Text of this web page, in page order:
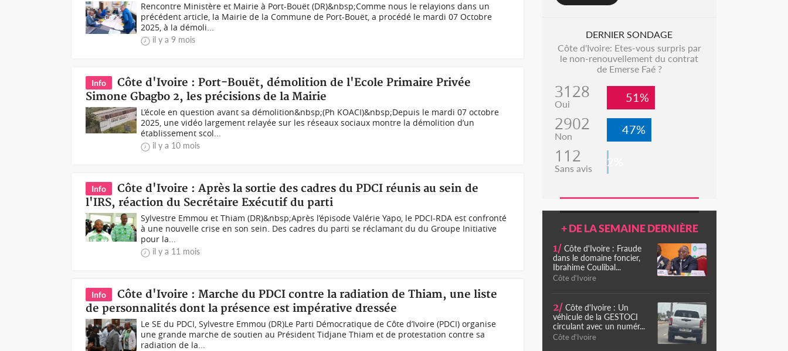
Rencontre Ministère et Mairie à Port-Bouët (DR)&nbsp;Comme nous le relayions dans un
précédent article, la Mairie de la Commune de Port-Bouët, a procédé le mardi 07 Octobre
2025, à la démoli...
il y a 9 mois
Info
Côte d'Ivoire : Port-Bouët, démolition de l'Ecole Primaire Privée
Simone Gbagbo 2, les précisions de la Mairie
L’école en question avant sa démolition&nbsp;(Ph KOACI)&nbsp;Depuis le mardi 07 octobre
2025, une vidéo largement relayée sur les réseaux sociaux montre la démolition d’un
établissement scol...
il y a 10 mois
Info
Côte d'Ivoire : Après la sortie des cadres du PDCI réunis au sein de
l'IRS, réaction du Secrétaire Exécutif du parti
Sylvestre Emmou et Thiam (DR)&nbsp;Après l’épisode Valérie Yapo, le PDCI-RDA est confronté
à une nouvelle crise en son sein. Des cadres du parti se réclamant du du Groupe Initiative
pour la...
il y a 11 mois
Info
Côte d'Ivoire : Marche du PDCI contre la radiation de Thiam, une liste
de personnalités dont la présence est impérative dressée
Le SE du PDCI, Sylvestre Emmou (DR)Le Parti Démocratique de Côte d’Ivoire (PDCI) organise
une grande marche de soutien au Président Tidjane Thiam et de protestation contre sa
radiation de la...
DERNIER SONDAGE
Côte d'Ivoire: Etes-vous surpris par
le non-renouvellement du contrat
de Emerse Faé ?
3128
Oui 51%
2902
Non 47%
112
Sans avis 2%
+ DE LA SEMAINE DERNIÈRE
1/ Côte d'Ivoire : Fraude
dans le domaine foncier,
Ibrahime Coulibal...
Côte d'Ivoire
2/ Côte d'Ivoire : Un
véhicule de la GESTOCI
circulant avec un numér...
Côte d'Ivoire